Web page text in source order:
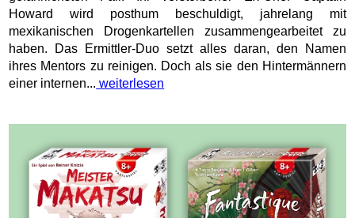
gefährlichsten Fall. Ihr verstorbener Ex-Chef Captain
Howard wird posthum beschuldigt, jahrelang mit
mexikanischen Drogenkartellen zusammengearbeitet zu
haben. Das Ermittler-Duo setzt alles daran, den Namen
ihres Mentors zu reinigen. Doch als sie den Hintermännern